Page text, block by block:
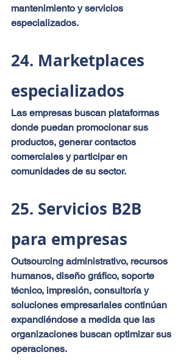
mantenimiento y servicios
especializados.
24. Marketplaces
especializados
Las empresas buscan plataformas
donde puedan promocionar sus
productos, generar contactos
comerciales y participar en
comunidades de su sector.
25. Servicios B2B
para empresas
Outsourcing administrativo, recursos
humanos, diseño gráfico, soporte
técnico, impresión, consultoría y
soluciones empresariales continúan
expandiéndose a medida que las
organizaciones buscan optimizar sus
operaciones.